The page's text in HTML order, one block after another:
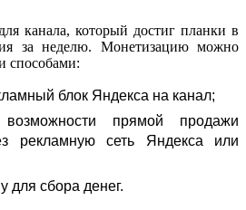
канала, который достиг планки в
за неделю. Монетизацию можно
способами:
блок Яндекса на канал;
возможности прямой продажи
рекламную сеть Яндекса или
для сбора денег.